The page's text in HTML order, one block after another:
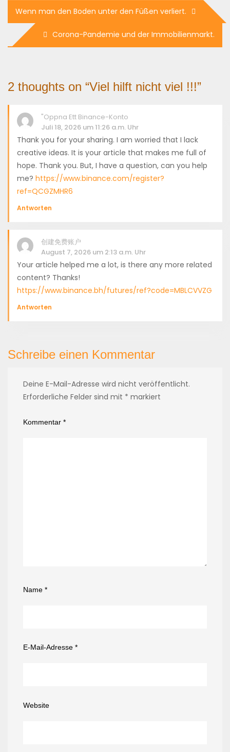
Wenn man den Boden unter den Füßen verliert.
Corona-Pandemie und der Immobilienmarkt.
2 thoughts on “Viel hilft nicht viel !!!”
"oppna Ett Binance-Konto
Juli 18, 2026 um 11:26 a.m. Uhr
Thank you for your sharing. I am worried that I lack
creative ideas. It is your article that makes me full of
hope. Thank you. But, I have a question, can you help
me? https://www.binance.com/register?
ref=QCGZMHR6
Antworten
创建免费账户
August 7, 2026 um 2:13 a.m. Uhr
Your article helped me a lot, is there any more related
content? Thanks!
https://www.binance.bh/futures/ref?code=MBLCVVZG
Antworten
Schreibe einen Kommentar
Deine E-Mail-Adresse wird nicht veröffentlicht.
Erforderliche Felder sind mit * markiert
Kommentar *
Name *
E-Mail-Adresse *
Website